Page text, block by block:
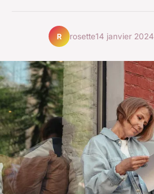
R rosette14 janvier 2024